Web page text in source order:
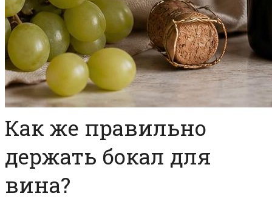
Как же правильно
держать бокал для
вина?